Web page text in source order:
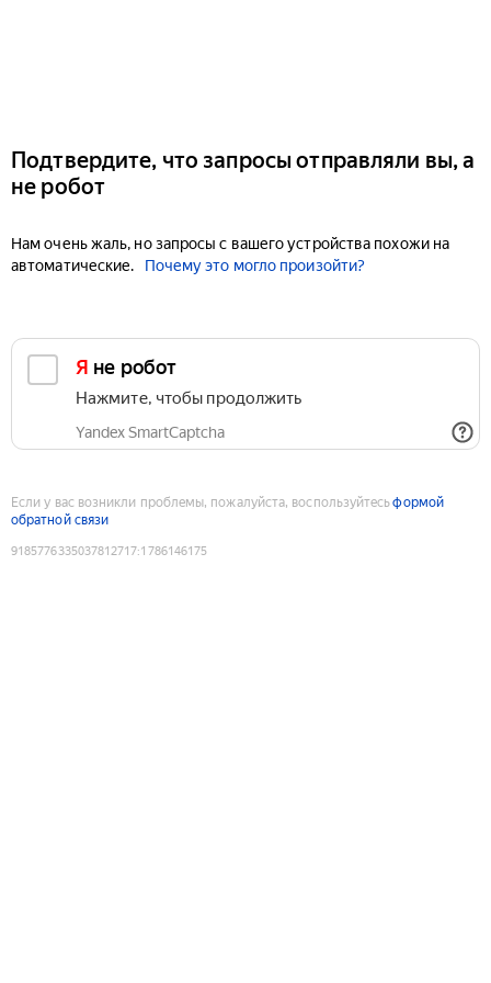
Подтвердите, что запросы отправляли вы, а
не робот
Нам очень жаль, но запросы с вашего устройства похожи на
автоматические.
Почему это могло произойти?
Я не робот
Нажмите, чтобы продолжить
Yandex SmartCaptcha
Если у вас возникли проблемы, пожалуйста, воспользуйтесьформой
обратной связи
9185776335037812717:1786146175